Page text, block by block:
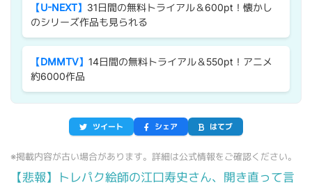
【U-NEXT】 31日間の無料トライアル＆600pt！懐かし
のシリーズ作品も見られる
【DMMTV】 14日間の無料トライアル＆550pt！アニメ
約6000作品
ツイート シェア はてブ
※掲載内容が古い場合があります。詳細は公式情報をご確認ください。
【悲報】トレパク絵師の江口寿史さん、開き直って言